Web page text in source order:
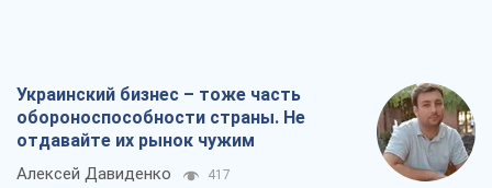
Украинский бизнес – тоже часть
обороноспособности страны. Не
отдавайте их рынок чужим
Алексей Давиденко 417